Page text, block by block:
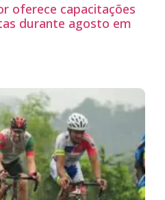
oferece capacitações
durante agosto em